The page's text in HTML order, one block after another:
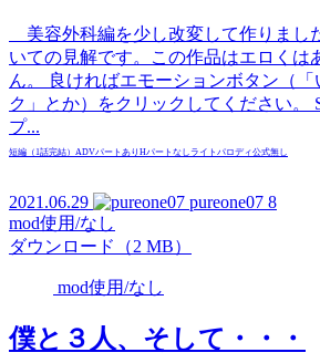
美容外科編を少し改変して作りまし
いての見解です。この作品はエロくは
ん。 良ければエモーションボタン（
ク」とか）をクリックしてください。
プ...
短編（1話完結） ADVパートあり Hパートなし ライト パロディ公式無し
2021.06.29 pureone07 8
mod使用/なし
ダウンロード（2 MB）
mod使用/なし
僕と３人、そして・・・